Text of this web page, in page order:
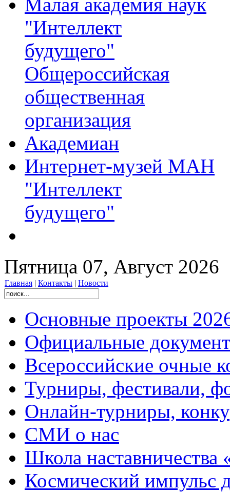
"Интеллект
будущего"
Общероссийская
общественная
организация
Академиан
Интернет-музей МАН
"Интеллект
будущего"
Пятница 07, Август 2026
Главная | Контакты | Новости
Основные проекты
Официальные
Всероссийские очные
Турниры, фестивали,
Онлайн-турниры,
СМИ о нас
Школа
Космический импульс